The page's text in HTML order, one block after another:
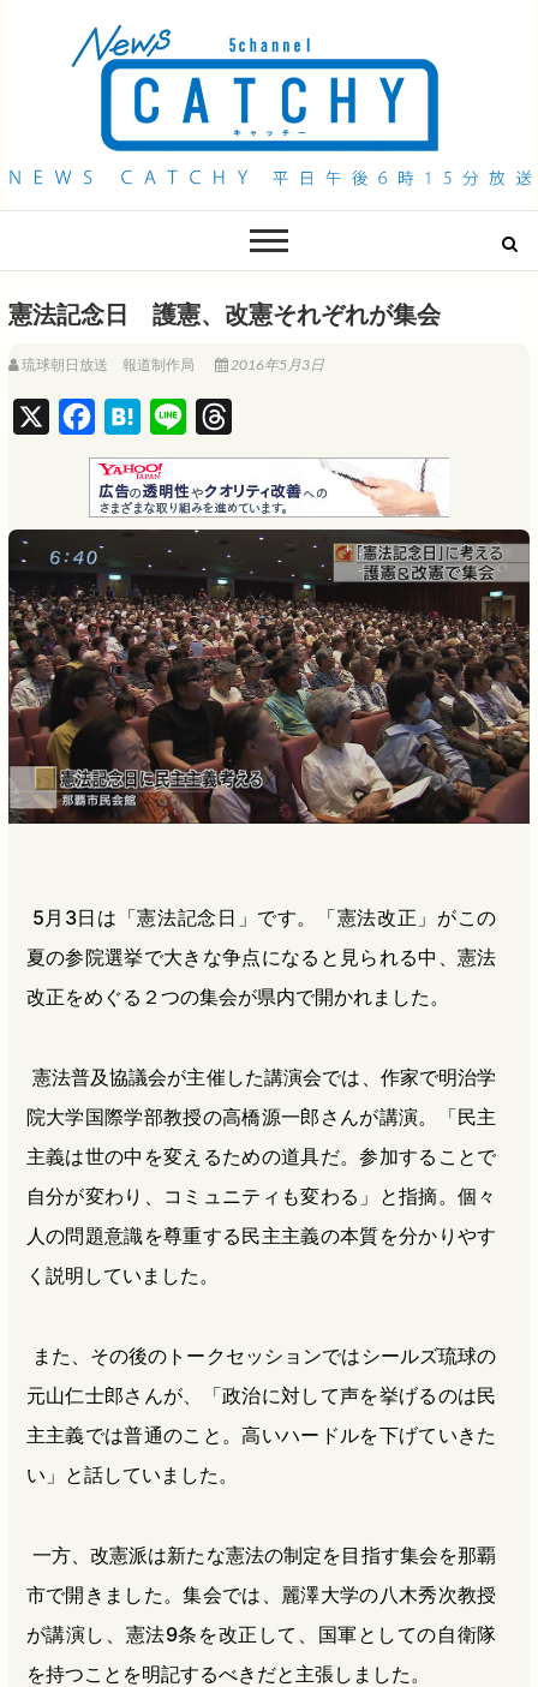
QAB NEWS Headline
憲法記念日 護憲、改憲それぞれが集会
琉球朝日放送 報道制作局 2016年5月3日
a
c
e
b
o
o
k
H
a
t
e
n
a
i
n
e
h
r
e
a
d
s
5月3日は「憲法記念日」です。「憲法改正」がこの
夏の参院選挙で大きな争点になると見られる中、憲法
改正をめぐる２つの集会が県内で開かれました。
憲法普及協議会が主催した講演会では、作家で明治学
院大学国際学部教授の高橋源一郎さんが講演。「民主
主義は世の中を変えるための道具だ。参加することで
自分が変わり、コミュニティも変わる」と指摘。個々
人の問題意識を尊重する民主主義の本質を分かりやす
く説明していました。
また、その後のトークセッションではシールズ琉球の
元山仁士郎さんが、「政治に対して声を挙げるのは民
主主義では普通のこと。高いハードルを下げていきた
い」と話していました。
一方、改憲派は新たな憲法の制定を目指す集会を那覇
市で開きました。集会では、麗澤大学の八木秀次教授
が講演し、憲法9条を改正して、国軍としての自衛隊
を持つことを明記するべきだと主張しました。